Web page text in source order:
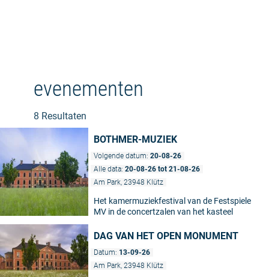
evenementen
8 Resultaten
BOTHMER-MUZIEK
Volgende datum: 20-08-26
Alle data: 20-08-26 tot 21-08-26
Am Park, 23948 Klütz
Het kamermuziekfestival van de Festspiele
MV in de concertzalen van het kasteel
DAG VAN HET OPEN MONUMENT
Datum: 13-09-26
Am Park, 23948 Klütz